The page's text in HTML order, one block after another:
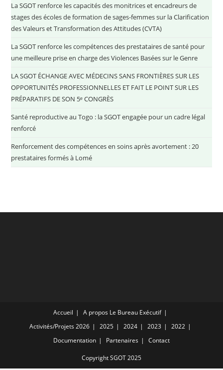
La SGOT renforce les capacités des monitrices et encadreurs de
stages des écoles de formation de sages-femmes sur la Clarification
des Valeurs et Transformation des Attitudes (CVTA)
La SGOT renforce les compétences des prestataires de santé pour
une meilleure prise en charge des Violences Basées sur le Genre
LA SGOT ÉCHANGE AVEC MÉDECINS SANS FRONTIÈRES SUR LES
OPPORTUNITÉS PROFESSIONNELLES ET FAIT LE POINT SUR LES
PRÉPARATIFS DE SON 5ᵉ CONGRÈS
Santé reproductive au Togo : la SGOT engagée pour un cadre légal
renforcé
Renforcement des compétences en soins après avortement : 20
prestataires formés à Lomé
Accueil A propos Le Bureau Exécutif
Activités/Projets2026 2025 2024 2023
2022
Documentation
Partenaires Contact
Copyright SGOT 2025